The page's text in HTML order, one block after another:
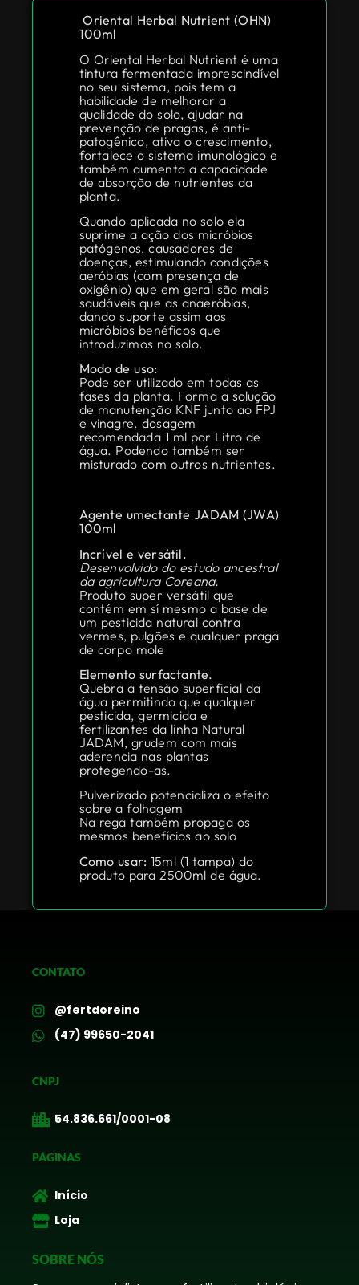
Oriental Herbal Nutrient (OHN)
100ml
O Oriental Herbal Nutrient é uma
tintura fermentada imprescindível
no seu sistema, pois tem a
habilidade de melhorar a
qualidade do solo, ajudar na
prevenção de pragas, é anti-
patogênico, ativa o crescimento,
fortalece o sistema imunológico e
também aumenta a capacidade
de absorção de nutrientes da
planta.
Quando aplicada no solo ela
suprime a ação dos micróbios
patógenos, causadores de
doenças, estimulando condições
aeróbias (com presença de
oxigênio) que em geral são mais
saudáveis que as anaeróbias,
dando suporte assim aos
micróbios benéficos que
introduzimos no solo.
Modo de uso:
Pode ser utilizado em todas as
fases da planta. Forma a solução
de manutenção KNF junto ao FPJ
e vinagre. dosagem
recomendada 1 ml por Litro de
água. Podendo também ser
misturado com outros nutrientes.
Agente umectante JADAM (JWA)
100ml
Incrível e versátil.
Desenvolvido do estudo ancestral
da agricultura Coreana.
Produto super versátil que
contém em sí mesmo a base de
um pesticida natural contra
vermes, pulgões e qualquer praga
de corpo mole
Elemento surfactante.
Quebra a tensão superficial da
água permitindo que qualquer
pesticida, germicida e
fertilizantes da linha Natural
JADAM, grudem com mais
aderencia nas plantas
protegendo-as.
Pulverizado potencializa o efeito
sobre a folhagem
Na rega também propaga os
mesmos benefícios ao solo
Como usar: 15ml (1 tampa) do
produto para 2500ml de água.
CONTATO
@fertdoreino
(47) 99650-2041
CNPJ
54.836.661/0001-08
PÁGINAS
Início
Loja
SOBRE NÓS